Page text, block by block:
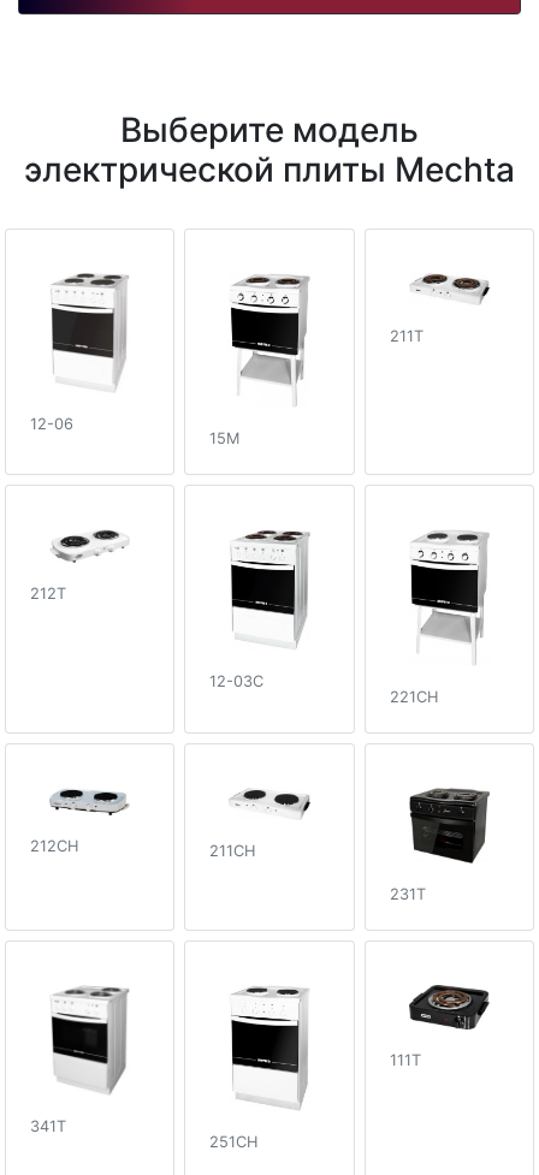
Выберите модель
электрической плиты Mechta
12-06
15M
211T
212T
12-03C
221CH
212CH 211CH
231T
341T
251CH
111T